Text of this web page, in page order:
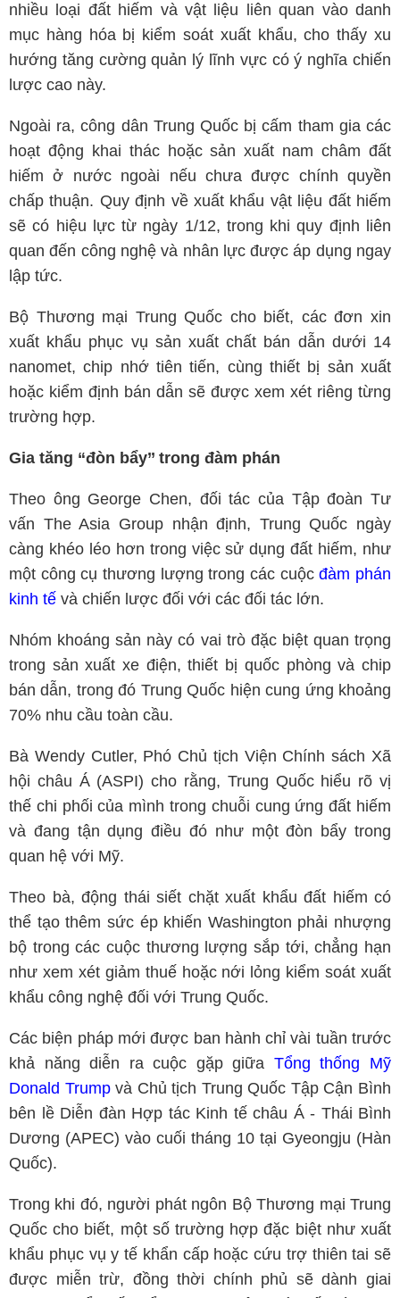
nhiều loại đất hiếm và vật liệu liên quan vào danh
mục hàng hóa bị kiểm soát xuất khẩu, cho thấy xu
hướng tăng cường quản lý lĩnh vực có ý nghĩa chiến
lược cao này.
Ngoài ra, công dân Trung Quốc bị cấm tham gia các
hoạt động khai thác hoặc sản xuất nam châm đất
hiếm ở nước ngoài nếu chưa được chính quyền
chấp thuận. Quy định về xuất khẩu vật liệu đất hiếm
sẽ có hiệu lực từ ngày 1/12, trong khi quy định liên
quan đến công nghệ và nhân lực được áp dụng ngay
lập tức.
Bộ Thương mại Trung Quốc cho biết, các đơn xin
xuất khẩu phục vụ sản xuất chất bán dẫn dưới 14
nanomet, chip nhớ tiên tiến, cùng thiết bị sản xuất
hoặc kiểm định bán dẫn sẽ được xem xét riêng từng
trường hợp.
Gia tăng “đòn bẩy’’ trong đàm phán
Theo ông George Chen, đối tác của Tập đoàn Tư
vấn The Asia Group nhận định, Trung Quốc ngày
càng khéo léo hơn trong việc sử dụng đất hiếm, như
một công cụ thương lượng trong các cuộcđàm phán
kinh tế và chiến lược đối với các đối tác lớn.
Nhóm khoáng sản này có vai trò đặc biệt quan trọng
trong sản xuất xe điện, thiết bị quốc phòng và chip
bán dẫn, trong đó Trung Quốc hiện cung ứng khoảng
70% nhu cầu toàn cầu.
Bà Wendy Cutler, Phó Chủ tịch Viện Chính sách Xã
hội châu Á (ASPI) cho rằng, Trung Quốc hiểu rõ vị
thế chi phối của mình trong chuỗi cung ứng đất hiếm
và đang tận dụng điều đó như một đòn bẩy trong
quan hệ với Mỹ.
Theo bà, động thái siết chặt xuất khẩu đất hiếm có
thể tạo thêm sức ép khiến Washington phải nhượng
bộ trong các cuộc thương lượng sắp tới, chẳng hạn
như xem xét giảm thuế hoặc nới lỏng kiểm soát xuất
khẩu công nghệ đối với Trung Quốc.
Các biện pháp mới được ban hành chỉ vài tuần trước
khả năng diễn ra cuộc gặp giữa Tổng thống Mỹ
Donald Trumpvà Chủ tịch Trung Quốc Tập Cận Bình
bên lề Diễn đàn Hợp tác Kinh tế châu Á - Thái Bình
Dương (APEC) vào cuối tháng 10 tại Gyeongju (Hàn
Quốc).
Trong khi đó, người phát ngôn Bộ Thương mại Trung
Quốc cho biết, một số trường hợp đặc biệt như xuất
khẩu phục vụ y tế khẩn cấp hoặc cứu trợ thiên tai sẽ
được miễn trừ, đồng thời chính phủ sẽ dành giai